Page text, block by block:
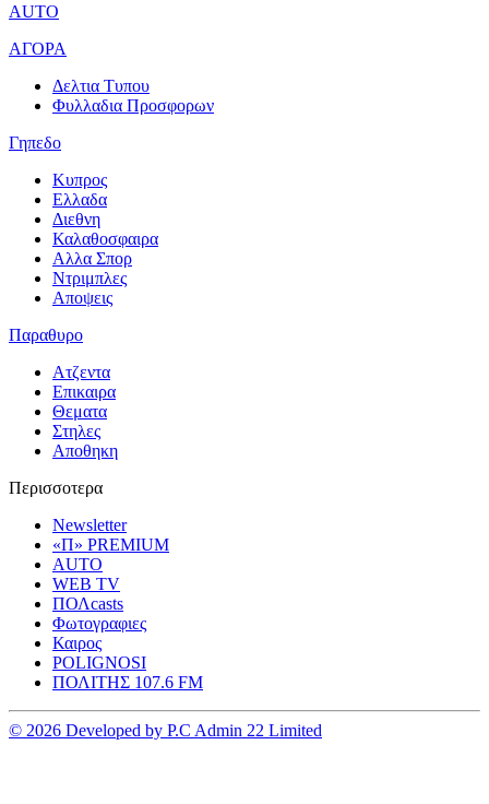
AUTO
ΑΓΟΡΑ
Δελτια Τυπου
Φυλλαδια Προσφορων
Γηπεδο
Κυπρος
Ελλαδα
Διεθνη
Καλαθοσφαιρα
Αλλα Σπορ
Ντριμπλες
Αποψεις
Παραθυρο
Ατζεντα
Επικαιρα
Θεματα
Στηλες
Αποθηκη
Περισσοτερα
Newsletter
«Π» PREMIUM
AUTO
WEB TV
ΠΟΛcasts
Φωτογραφιες
Καιρος
POLIGNOSI
ΠΟΛΙΤΗΣ 107.6 FM
© 2026 Developed by P.C Admin 22 Limited